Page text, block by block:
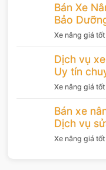
Bán Xe
Bảo
Xe nâng giá tốt
Dịch vụ
Uy tín
Xe nâng giá tốt
Bán xe
Dịch vụ
Xe nâng giá tốt